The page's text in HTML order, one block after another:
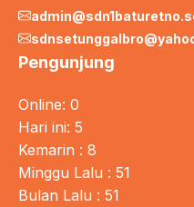
Pengunjung
Online: 0
Hari ini: 5
Kemarin : 8
Minggu Lalu : 51
Bulan Lalu : 51